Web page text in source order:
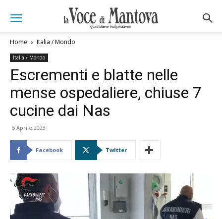
Home Italia / Mondo
Italia / Mondo
Escrementi e blatte nelle
mense ospedaliere, chiuse 7
cucine dai Nas
5 Aprile 2023
Facebook Twitter